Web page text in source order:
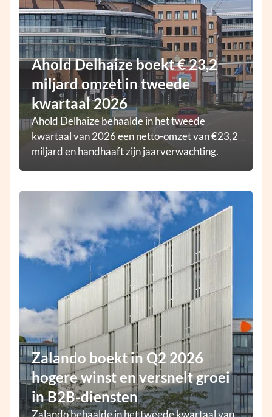
Ahold Delhaize boekt € 23,2
miljard omzet in tweede
kwartaal 2026
Ahold Delhaize behaalde in het tweede
kwartaal van 2026 een netto-omzet van €23,2
miljard en handhaaft zijn jaarverwachting.
Zalando boekt in Q2 2026
hogere winst en versnelt groei
in B2B-diensten
Zalando behaalde in het tweede kwartaal van